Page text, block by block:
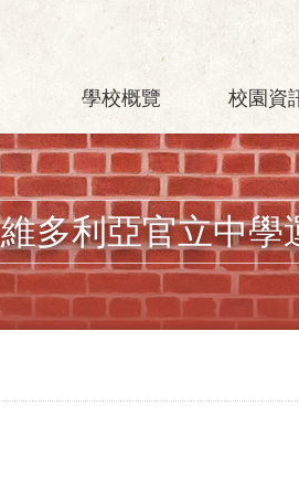
學校概覽 校園資
維多利亞官立中學